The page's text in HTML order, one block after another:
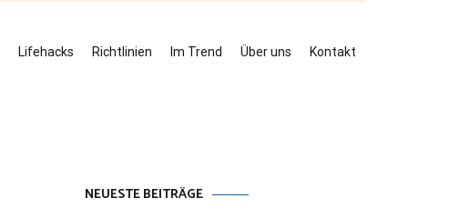
Lifehacks Richtlinien Im Trend Über uns Kontakt
NEUESTE BEITRÄGE